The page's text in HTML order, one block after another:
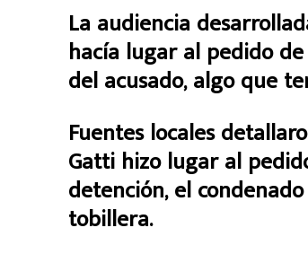
La audiencia
hacía lugar al pedido
del acusado, algo que
Fuentes locales
Gatti hizo lugar al
detención, el
tobillera.